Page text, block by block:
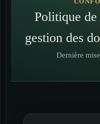
Politique
gestion des
Dernière